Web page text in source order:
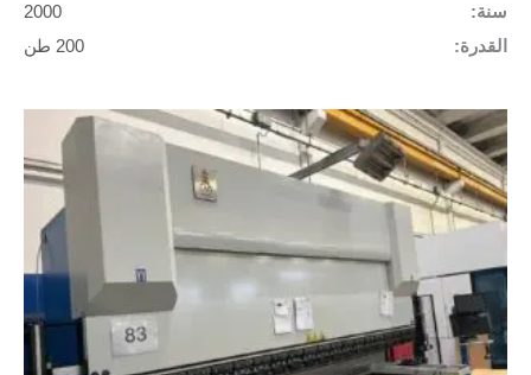
سنة:
2000
القدرة:
200 طن